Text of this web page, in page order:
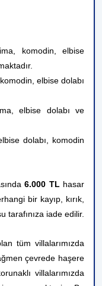
komodin, elbise
elbise dolabı
elbise dolabı ve
dolabı, komodin
6.000 TL hasar
bir kayıp, kırık,
tarafınıza iade edilir.
tüm villalarımızda
çevrede haşere
villalarımızda